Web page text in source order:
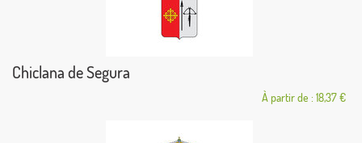
Chiclana de Segura
À partir de : 18,37 €